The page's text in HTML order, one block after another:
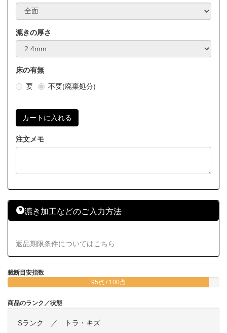
裁断目安指数
95点 / 100点
商品のランク／状態
Sランク ／ トラ・キズ
漉きの厚さ
床の有無
要
不要(廃棄処分)
注文メモ
漉き加工などのご入力方法
返品期限条件についてはこちら